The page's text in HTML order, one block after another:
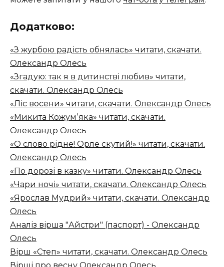
Додатково:
«З журбою радість обнялась» читати, скачати.
Олександр Олесь
«Згадую: так я в дитинстві любив» читати,
скачати. Олександр Олесь
«Ліс восени» читати, скачати. Олександр Олесь
«Микита Кожумʼяка» читати, скачати.
Олександр Олесь
«О слово рідне! Орле скутий!» читати, скачати.
Олександр Олесь
«По дорозі в казку» читати. Олександр Олесь
«Чари ночі» читати, скачати. Олександр Олесь
«Ярослав Мудрий» читати, скачати. Олександр
Олесь
Аналіз вірша "Айстри" (паспорт) - Олександр
Олесь
Вірш «Степ» читати, скачати. Олександр Олесь